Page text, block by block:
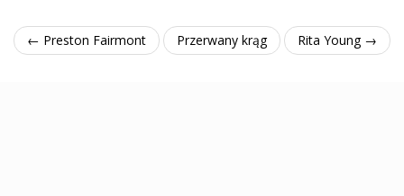
← Preston Fairmont Przerwany krąg Rita Young →